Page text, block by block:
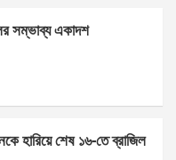
সম্ভাব্য একাদশ
হারিয়ে শেষ ১৬-তে ব্রাজিল